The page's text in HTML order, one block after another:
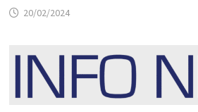
20/02/2024